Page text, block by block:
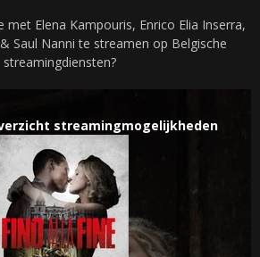
met Elena Kampouris, Enrico Elia Inserra,
Saul Nanni te streamen op Belgische
streamingdiensten?
streamingmogelijkheden